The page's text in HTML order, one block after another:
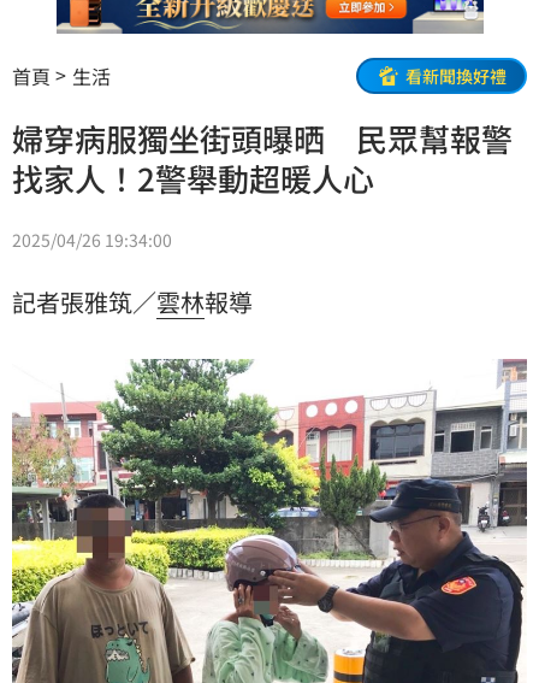
首頁 生活 看新聞換好禮
婦穿病服獨坐街頭曝晒 民眾幫報警
找家人！2警舉動超暖人心
2025/04/26 19:34:00
記者張雅筑／雲林報導